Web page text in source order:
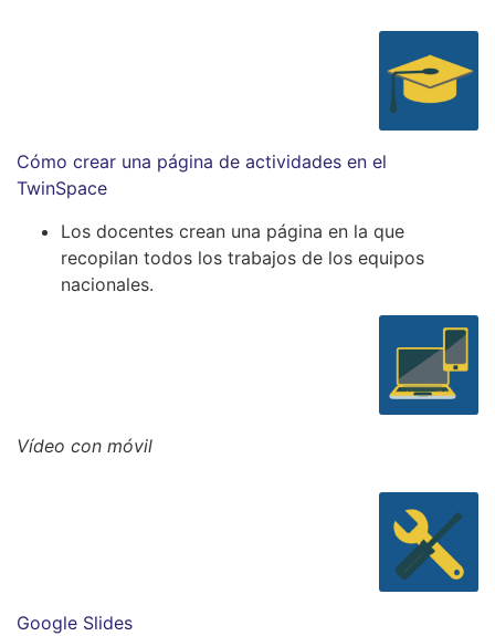
Cómo crear una página de actividades en el
TwinSpace
Los docentes crean una página en la que
recopilan todos los trabajos de los equipos
nacionales.
Vídeo con móvil
Google Slides